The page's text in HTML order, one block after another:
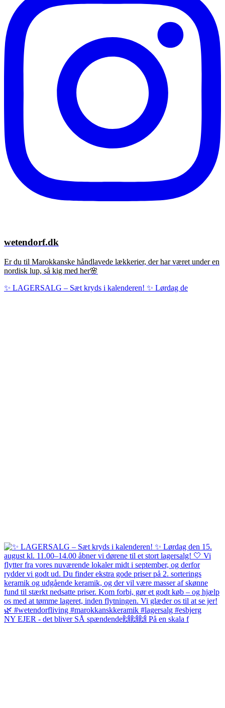
wetendorf.dk
Er du til Marokkanske håndlavede lækkerier, der har været under en
nordisk lup, så kig med her🌸
✨ LAGERSALG – Sæt kryds i kalenderen! ✨ Lørdag de
NY EJER - det bliver SÅ spændende🙌🙌🙌 På en skala f